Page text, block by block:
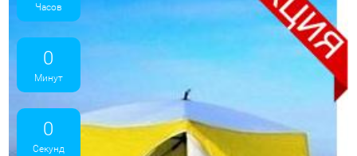
Часов
0
Минут
0
Секунд